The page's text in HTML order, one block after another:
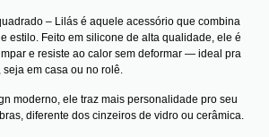
– Lilás é aquele acessório que combina
estilo. Feito em silicone de alta qualidade, ele é
e resiste ao calor sem deformar — ideal pra
em casa ou no rolê.
moderno, ele traz mais personalidade pro seu
diferente dos cinzeiros de vidro ou cerâmica.